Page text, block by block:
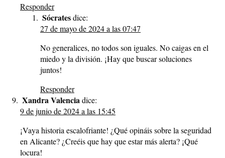
Responder
Sócratesdice:
27 de mayo de 2024 a las 07:47
No generalices, no todos son iguales. No caigas en el
miedo y la división. ¡Hay que buscar soluciones
juntos!
Responder
Xandra Valenciadice:
9 de junio de 2024 a las 15:45
¡Vaya historia escalofriante! ¿Qué opináis sobre la seguridad
en Alicante? ¿Creéis que hay que estar más alerta? ¡Qué
locura!